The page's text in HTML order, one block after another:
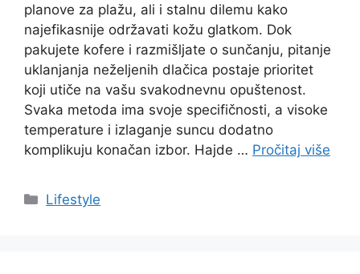
planove za plažu, ali i stalnu dilemu kako
najefikasnije održavati kožu glatkom. Dok
pakujete kofere i razmišljate o sunčanju, pitanje
uklanjanja neželjenih dlačica postaje prioritet
koji utiče na vašu svakodnevnu opuštenost.
Svaka metoda ima svoje specifičnosti, a visoke
temperature i izlaganje suncu dodatno
komplikuju konačan izbor. Hajde … Pročitaj više
Categories
Lifestyle